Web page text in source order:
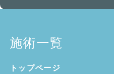
施術一覧
トップページ